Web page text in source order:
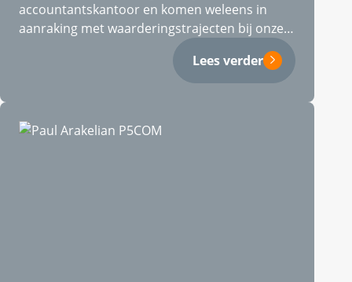
accountantskantoor en komen weleens in
aanraking met waarderingstrajecten bij onze
Lees verder